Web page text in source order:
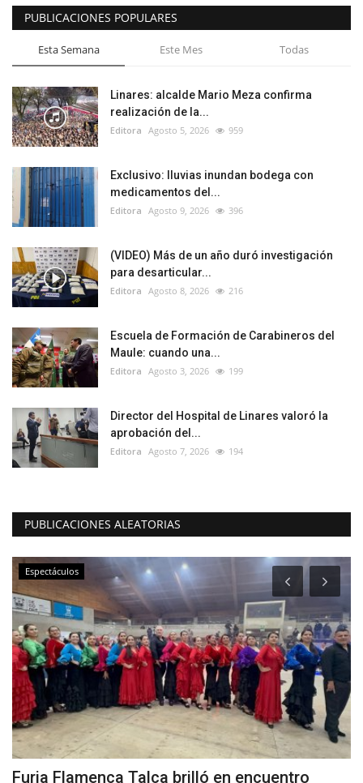
PUBLICACIONES POPULARES
Esta Semana Este Mes Todas
Linares: alcalde Mario Meza confirma
realización de la...
Editora Agosto 5, 2026 959
Exclusivo: lluvias inundan bodega con
medicamentos del...
Editora Agosto 9, 2026 396
(VIDEO) Más de un año duró investigación
para desarticular...
Editora Agosto 8, 2026 216
Escuela de Formación de Carabineros del
Maule: cuando una...
Editora Agosto 3, 2026 199
Director del Hospital de Linares valoró la
aprobación del...
Editora Agosto 7, 2026 194
PUBLICACIONES ALEATORIAS
Espectáculos
Furia Flamenca Talca brilló en encuentro